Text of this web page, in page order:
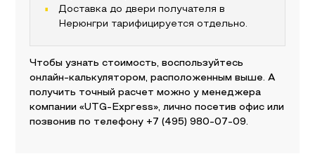
Доставка до двери получателяв
Нерюнгри тарифицируется отдельно.
Чтобы узнать стоимость, воспользуйтесь
онлайн-калькулятором, расположенным выше. А
получить точный расчет можно у менеджера
компании «UTG-Express», лично посетив офис или
позвонив по телефону +7 (495) 980-07-09.